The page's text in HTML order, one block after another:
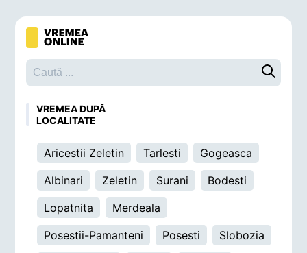
Caută o
VREMEA DUPĂ
LOCALITATE
Aricestii Zeletin Tarlesti
Gogeasca
Albinari
Zeletin Surani
Bodesti
Lopatnita
Merdeala
Posestii-Pamanteni
Posesti
Slobozia